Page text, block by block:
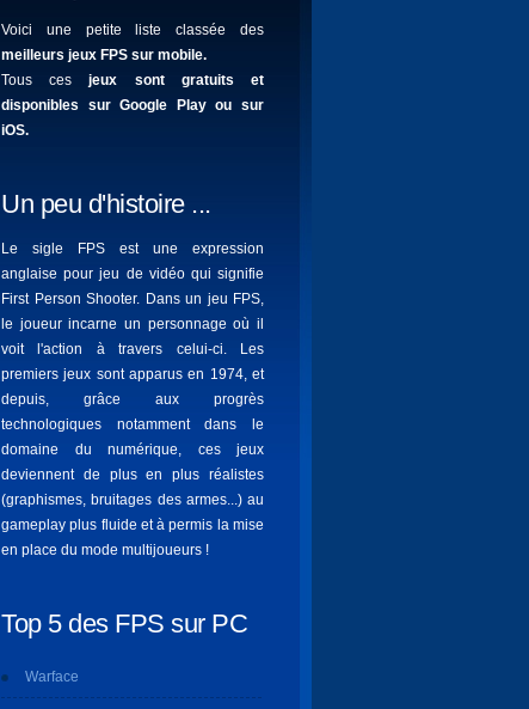
Voici une petite liste classée des
meilleurs jeux FPS sur mobile.
Tous cesjeux sont gratuits et
disponibles sur Google Play ou sur
iOS.
Un peu d'histoire ...
Le sigle FPS est une expression
anglaise pour jeu de vidéo qui signifie
First Person Shooter. Dans un jeu FPS,
le joueur incarne un personnage où il
voit l'action à travers celui-ci. Les
premiers jeux sont apparus en 1974, et
depuis, grâce aux progrès
technologiques notamment dans le
domaine du numérique, ces jeux
deviennent de plus en plus réalistes
(graphismes, bruitages des armes...) au
gameplay plus fluide et à permis la mise
en place du mode multijoueurs !
Top 5 des FPS sur PC
Warface